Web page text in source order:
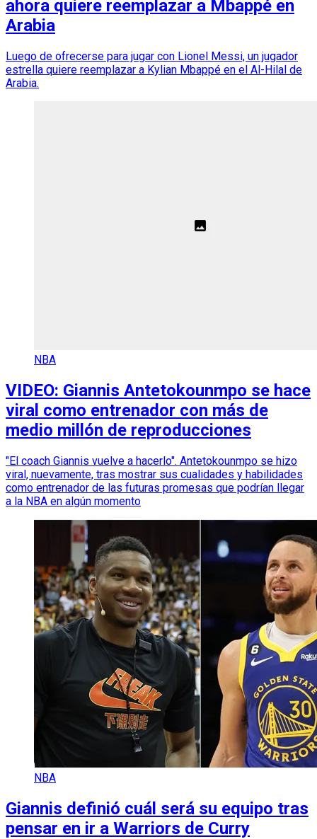
ahora quiere reemplazar a Mbappé en
Arabia
Luego de ofrecerse para jugar con Lionel Messi, un jugador
estrella quiere reemplazar a Kylian Mbappé en el Al-Hilal de
Arabia.
NBA
VIDEO: Giannis Antetokounmpo se hace
viral como entrenador con más de
medio millón de reproducciones
"El coach Giannis vuelve a hacerlo". Antetokounmpo se hizo
viral, nuevamente, tras mostrar sus cualidades y habilidades
como entrenador de las futuras promesas que podrían llegar
a la NBA en algún momento
NBA
Giannis definió cuál será su equipo tras
pensar en ir a Warriors de Curry